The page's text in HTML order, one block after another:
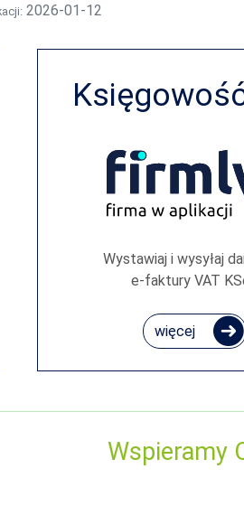
2026-01-12
Wystawiaj i wysyłaj
e‑faktury VAT
więcej
Wspieramy